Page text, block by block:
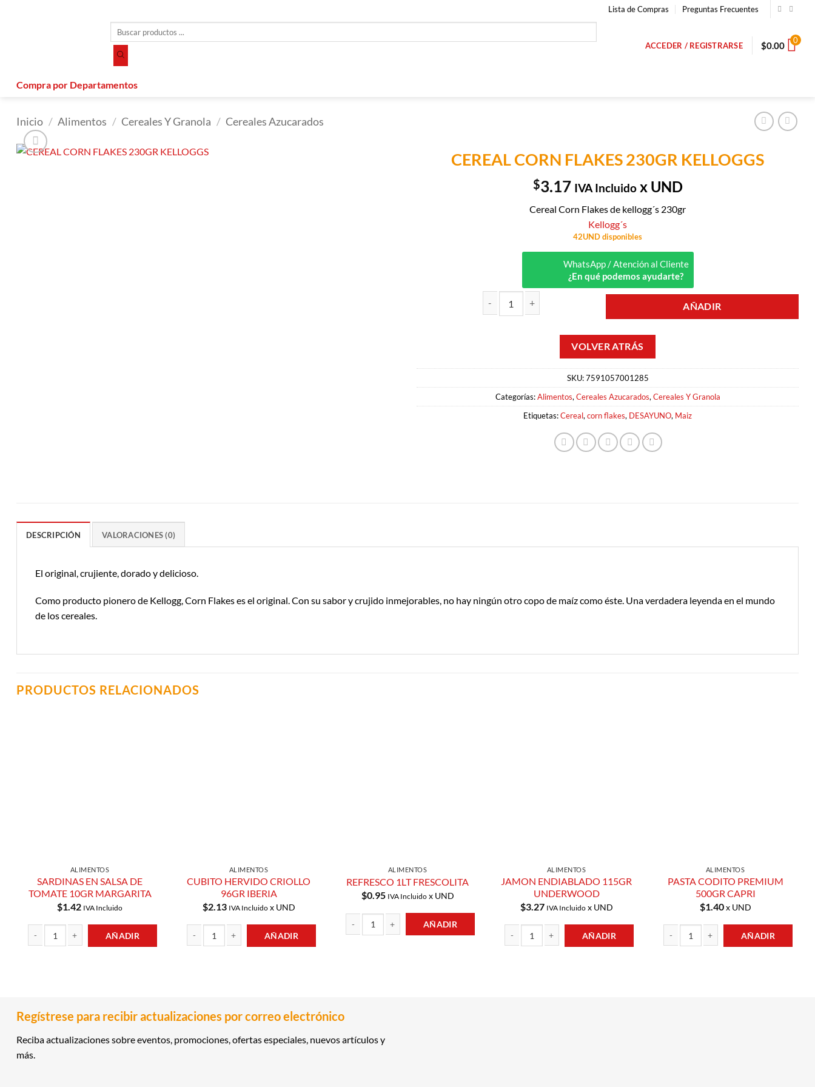
Lista de Compras Preguntas Frecuentes
productos
ACCEDER / REGISTRARSE $0.00 0
Compra por Departamentos
Inicio / Alimentos / Cereales Y Granola / Cereales Azucarados
CEREAL CORN FLAKES 230GR KELLOGGS
$3.17 IVA Incluidox UND
Cereal Corn Flakes de kellogg´s 230gr
Kellogg´s
42UND disponibles
WhatsApp / Atención al Cliente
¿En qué podemos ayudarte?
CEREAL CORN FLAKES 230GR KELLOGGS cantidad
AÑADIR
SKU:7591057001285
Categorías:Alimentos, Cereales Azucarados, Cereales Y Granola
Etiquetas:Cereal, corn flakes, DESAYUNO, Maiz
DESCRIPCIÓN VALORACIONES (0)
El original, crujiente, dorado y delicioso.
Como producto pionero de Kellogg, Corn Flakes es el original. Con su sabor y crujido inmejorables, no hay ningún otro copo de maíz como éste. Una verdadera leyenda en el mundo
de los cereales.
PRODUCTOS RELACIONADOS
ALIMENTOS
SARDINAS EN SALSA DE
TOMATE 10GR MARGARITA
$1.42 IVA Incluido
AÑADIR
ALIMENTOS
CUBITO HERVIDO CRIOLLO
96GR IBERIA
$2.13 IVA Incluidox UND
AÑADIR
ALIMENTOS
REFRESCO 1LT FRESCOLITA
$0.95 IVA Incluidox UND
AÑADIR
ALIMENTOS
JAMON ENDIABLADO 115GR
UNDERWOOD
$3.27 IVA Incluidox UND
AÑADIR
ALIMENTOS
PASTA CODITO PREMIUM
500GR CAPRI
$1.40x UND
AÑADIR
Regístrese para recibir actualizaciones por correo electrónico
Reciba actualizaciones sobre eventos, promociones, ofertas especiales, nuevos artículos y
más.